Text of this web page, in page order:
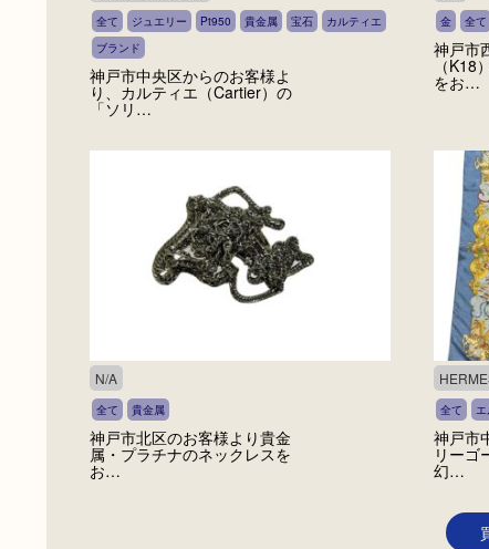
全て ジュエリー Pt950 貴金属 宝石
カルティエ
ブランド
神戸市中央区からのお客様よ
り、カルティエ（Cartier）の
「ソリ…
金 全て
神戸市
（K18
をお…
N/A
全て 貴金属
神戸市北区のお客様より貴金
属・プラチナのネックレスを
お…
全て エ
神戸市
リーゴ
幻…